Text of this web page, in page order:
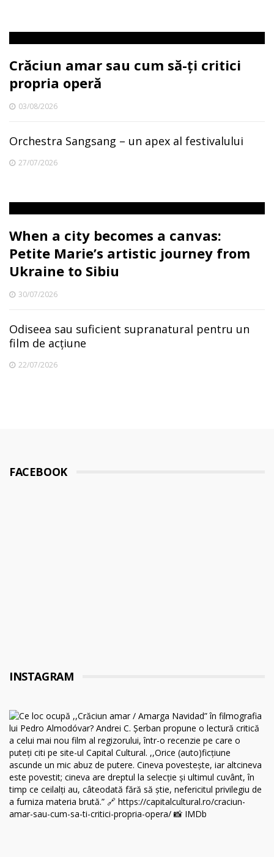
Crăciun amar sau cum să-ți critici
propria operă
03/08/2026
Orchestra Sangsang – un apex al festivalului
27/07/2026
When a city becomes a canvas:
Petite Marie’s artistic journey from
Ukraine to Sibiu
30/07/2026
Odiseea sau suficient supranatural pentru un
film de acțiune
22/07/2026
FACEBOOK
INSTAGRAM